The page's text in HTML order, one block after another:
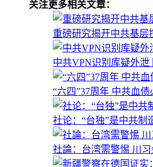
关注更多相关文章：
重磅研究揭开中共基层
中共VPN识别库疑外
“六四”37周年 中共血债
社论：“台独”是中共制
社論：台湾需警惕 川